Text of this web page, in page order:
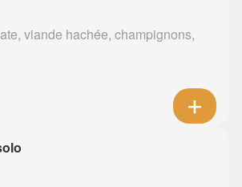
viande hachée, champignons,